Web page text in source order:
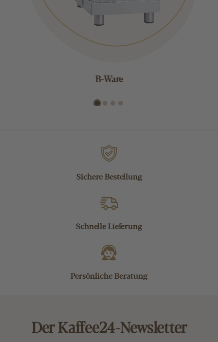
B-Ware
Sichere Bestellung
Schnelle Lieferung
Persönliche Beratung
Der Kaffee24-Newsletter